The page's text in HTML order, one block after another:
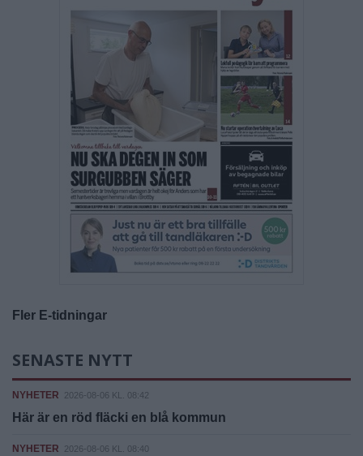
Fler E-tidningar
SENASTE NYTT
NYHETER 2026-08-06 KL. 08:42
Här är en röd fläcki en blå kommun
NYHETER 2026-08-06 KL. 08:40